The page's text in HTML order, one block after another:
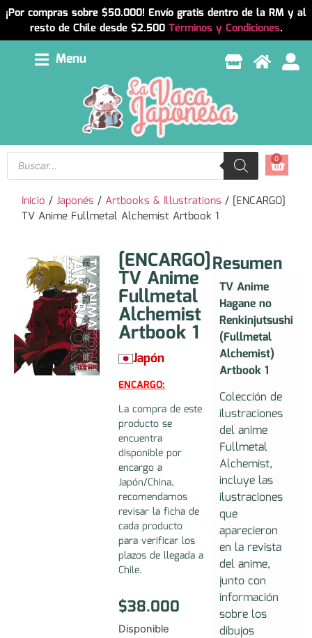
¡Por compras sobre $50.000! Envío gratis dentro de la RM y al
resto de Chile desde $2.500 Términos y Condiciones.
Menu
0
Inicio /Japonés /Artbooks & Illustrations / [ENCARGO]
TV Anime Fullmetal Alchemist Artbook 1
[ENCARGO]
TV Anime
Fullmetal
Alchemist
Artbook 1
Japón
ENCARGO:
La compra de este
producto se
encuentra
disponible por
encargo a
Japón/China,
recomendamos
revisar la ficha de
cada producto
para verificar los
plazos de llegada a
Chile.
$38.000
Disponible
Resumen
TV Anime
Hagane no
Renkinjutsushi
(Fullmetal
Alchemist)
Artbook 1
Colección de
ilustraciones
del anime
Fullmetal
Alchemist,
incluye las
ilustraciones
que
aparecieron
en la revista
del anime,
junto con
información
sobre los
dibujos